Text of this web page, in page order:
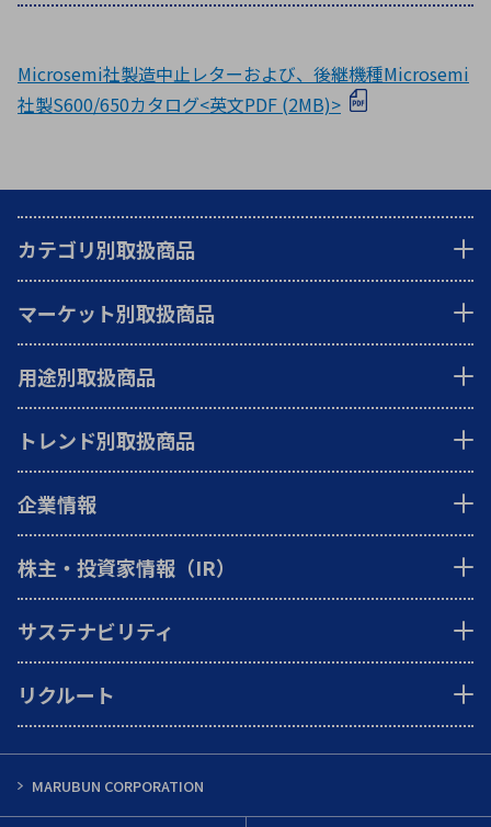
Microsemi社製造中止レターおよび、後継機種Microsemi
社製S600/650カタログ<英文PDF (2MB)>
カテゴリ別取扱商品
マーケット別取扱商品
用途別取扱商品
トレンド別取扱商品
企業情報
株主・投資家情報（IR）
サステナビリティ
リクルート
MARUBUN CORPORATION